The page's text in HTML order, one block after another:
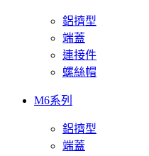
鋁擠型
端蓋
連接件
螺絲帽
M6系列
鋁擠型
端蓋